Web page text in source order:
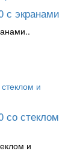
с экранами
со стеклом
и